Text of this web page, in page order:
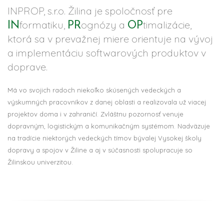
INPROP, s.r.o. Žilina je spoločnosť pre
INformatiku PRognózy a OPtimalizácie
ktorá sa v prevažnej miere orientuje na vývoj
a implementáciu softwarových produktov v
doprave.
Má vo svojich radoch niekoľko skúsených vedeckých a
výskumných pracovníkov z danej oblasti a realizovala už viacej
projektov doma i v zahraničí. Zvláštnu pozornosť venuje
dopravným, logistickým a komunikačným systémom. Nadväzuje
na tradície niektorých vedeckých tímov bývalej Vysokej školy
dopravy a spojov v Žiline a aj v súčasnosti spolupracuje so
Žilinskou univerzitou.